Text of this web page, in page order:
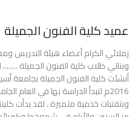
عميد كلية الفنون الجميلة
زملائي الكرام أعضاء هيئة التدريس
وبناتي طلاب كلية الفنون الجميلة
وبتقنيات خدمية متميزة ، لقد بدأت